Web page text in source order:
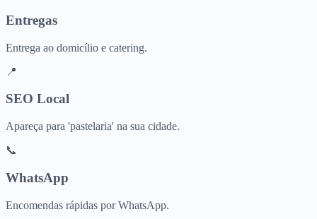
Entregas
Entrega ao domicílio e catering.
📍
SEO Local
Apareça para 'pastelaria' na sua cidade.
📞
WhatsApp
Encomendas rápidas por WhatsApp.